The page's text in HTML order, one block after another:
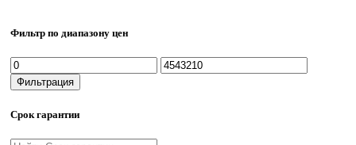
Фильтр по диапазону цен
Минимальная
цена
Максимальная
цена
Фильтрация
Срок гарантии